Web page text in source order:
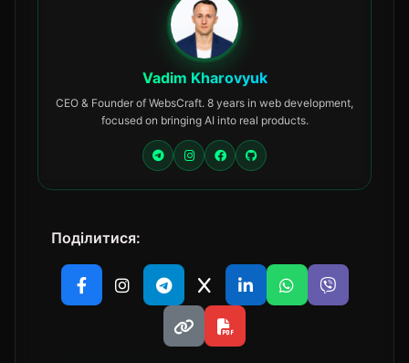
Vadim Kharovyuk
CEO & Founder of WebsCraft. 8 years in web development,
focused on bringing AI into real products.
Поділитися: